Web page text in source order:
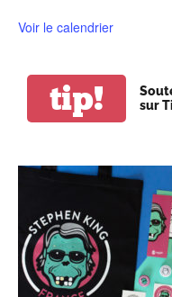
Voir le calendrier
tip!
sur